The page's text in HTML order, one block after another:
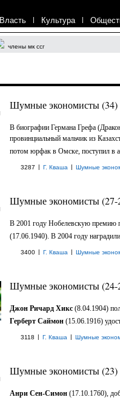
Власть | Культура |
члены мк ссг
Шумные экономисты (34)
В биографии Германа Грефа
провинциальный мальчик из
потом юрфак в Омске, поступил в
3287 | Г. Кваша | Шумные
Шумные экономисты (27-
В 2001 году Нобелевскую премию
(17.06.1940). В 2004 году наградили
3400 | Г. Кваша | Шумные
Шумные экономисты (24-
Джон Ричард Хикс (8.04.1904)
Герберт Саймон (15.06.1916)
3118 | Г. Кваша | Шумные
Шумные экономисты (23)
Анри Сен-Симон (17.10.1760),